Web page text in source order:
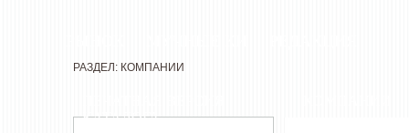
КАТАЛОГА
РАЗДЕЛ: КОМПАНИИ